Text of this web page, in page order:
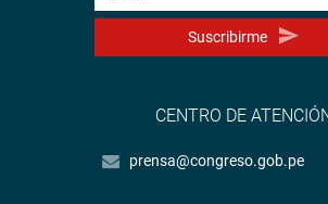
Suscribirme
CENTRO DE
prensa@congreso.gob.pe